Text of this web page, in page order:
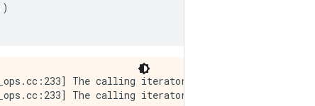
The calling iterator did not fully